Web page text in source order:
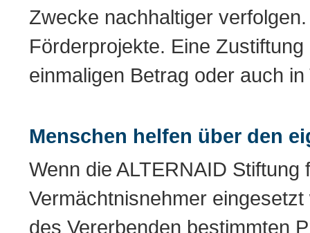
Zwecke nachhaltiger
Förderprojekte. Eine
einmaligen Betrag oder auch
Menschen helfen über den
Wenn die ALTERNAID
Vermächtnisnehmer
des Vererbenden bestimmten